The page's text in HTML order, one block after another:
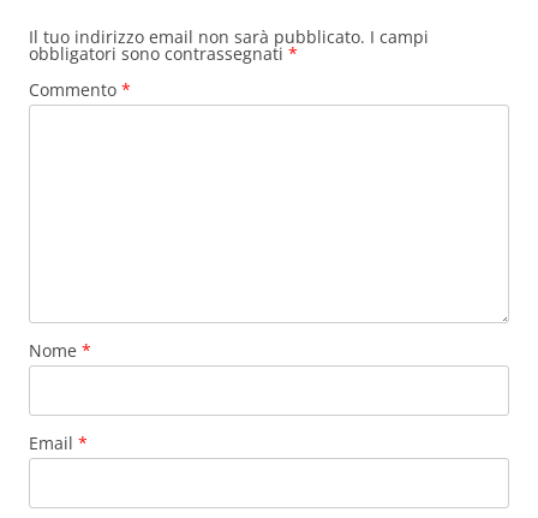
Il tuo indirizzo email non sarà pubblicato. I campi
obbligatori sono contrassegnati *
Commento *
Nome *
Email *